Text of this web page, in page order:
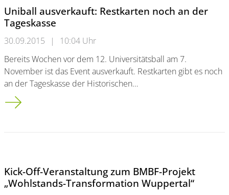
Uniball ausverkauft: Restkarten noch an der
Tageskasse
30.09.2015 |
10:04 Uhr
Bereits Wochen vor dem 12. Universitätsball am 7.
November ist das Event ausverkauft. Restkarten gibt es noch
an der Tageskasse der Historischen…
Uniball ausverkauft: Restkarten noch an der Tageskasse
Kick-Off-Veranstaltung zum BMBF-Projekt
„Wohlstands-Transformation Wuppertal“